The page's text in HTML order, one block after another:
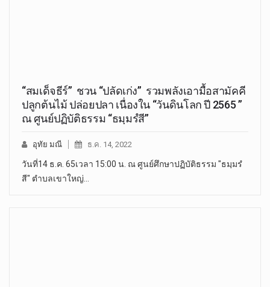
“สมเด็จธีร์” ชวน “ปลัดเก่ง” รวมพลังเอามื้อสามัคคี
ปลูกต้นไม้ ปล่อยปลา เนื่องใน “วันดินโลก ปี 2565 ”
ณ ศูนย์ปฏิบัติธรรม “ธมฺมรํสี”
อุทัย มณี ธ.ค. 14, 2022
วันที่14 ธ.ค. 65เวลา 15:00 น. ณ ศูนย์ศึกษาปฏิบัติธรรม "ธมฺมรํ
สี" ตำบลเขาใหญ่…